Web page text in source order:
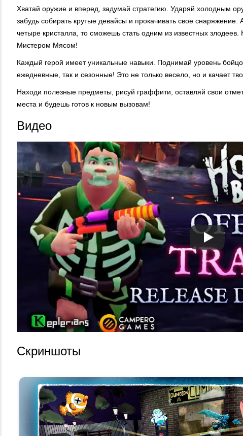
Хватай оружие и вперед, задумай стратегию. Ударяй холодным
забудь собирать крутые девайсы и прокачивать свое
четыре кристалла, то сможешь стать одним из известных
Мистером Мясом!
Каждый герой имеет уникальные навыки. Поднимай уровень
ежедневные, так и сезонные! Это не только весело, но и качает
Находи полезные предметы, рисуй граффити, оставляй свои
места и будешь готов к новым вызовам!
Видео
Скриншоты